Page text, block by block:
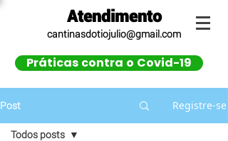
Atendimento
cantinasdotiojulio@gmail.com
Práticas contra o Covid-19
Post Registre-se
Todos posts